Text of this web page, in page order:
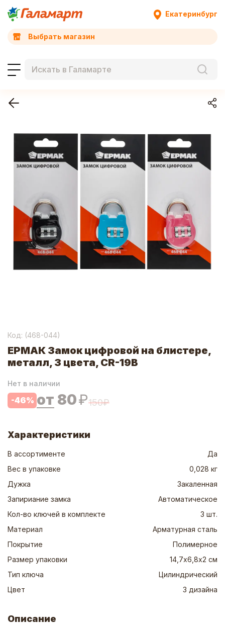
Екатеринбург
Выбрать магазин
Код: (468-044)
ЕРМАК Замок цифровой на блистере,
металл, 3 цвета, CR-19В
Нет в наличии
-46% от 80₽150₽
Характеристики
В ассортименте
Да
Вес в упаковке
0,028 кг
Дужка
Закаленная
Запириание замка
Автоматическое
Кол-во ключей в комплекте
3 шт.
Материал
Арматурная сталь
Покрытие
Полимерное
Размер упаковки
14,7х6,8х2 см
Тип ключа
Цилиндрический
Цвет
3 дизайна
Описание